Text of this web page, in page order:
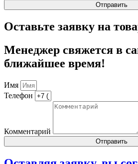
Отправить
Оставьте заявку на
Менеджер свяжется в
ближайшее время!
Имя
Телефон
Комментарий
Отправить